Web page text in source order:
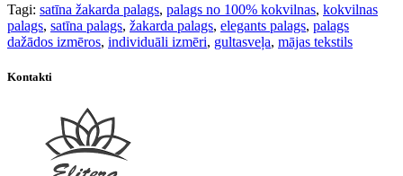
Tagi: satīna žakarda palags, palags no 100% kokvilnas, kokvilnas
palags, satīna palags, žakarda palags, elegants palags, palags
dažādos izmēros, individuāli izmēri, gultasveļa, mājas tekstils
Kontakti